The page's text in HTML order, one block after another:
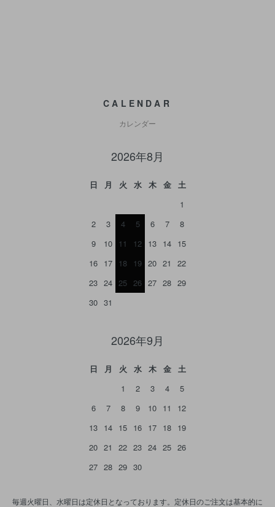
CALENDAR
カレンダー
2026年8月
日 月 火 水 木 金
土
1
2
3 4 5 6 7
8
9
10 11 12 13 14 15
16 17 18 19 20 21
22
23 24 25 26 27 28 29
30 31
2026年9月
日 月 火 水 木 金
土
1
2 3 4
5
6
7 8 9 10 11
12
13 14 15 16 17 18 19
20 21 22 23 24 25 26
27 28 29 30
毎週火曜日、水曜日は定休日となっております。定休日のご注文は基本的に